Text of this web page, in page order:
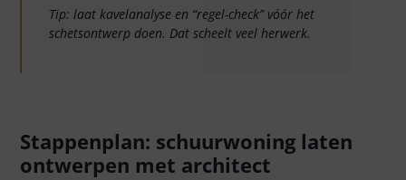
Tip: laat kavelanalyse en “regel-check” vóór het
schetsontwerp doen. Dat scheelt veel herwerk.
Stappenplan: schuurwoning laten
ontwerpen met architect